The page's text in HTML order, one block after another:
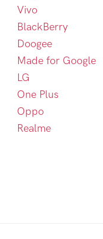
Vivo
BlackBerry
Doogee
Made for Google
LG
One Plus
Oppo
Realme